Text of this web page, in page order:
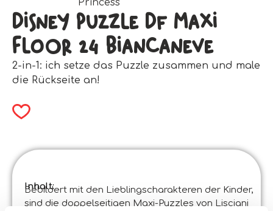
Princess
Disney Puzzle Df Maxi
Floor 24 Biancaneve
2-in-1: ich setze das Puzzle zusammen und male
die Rückseite an!
Inhalt:
Bebildert mit den Lieblingscharakteren der Kinder,
sind die doppelseitigen Maxi-Puzzles von Lisciani